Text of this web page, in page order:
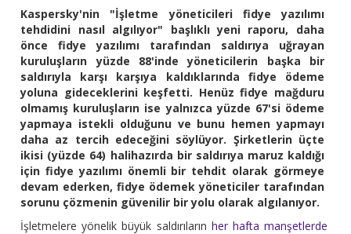
Kaspersky'nin "İşletme yöneticileri fidye yazılımı
tehdidini nasıl algılıyor" başlıklı yeni raporu, daha
önce fidye yazılımı tarafından saldırıya uğrayan
kuruluşların yüzde 88'inde yöneticilerin başka bir
saldırıyla karşı karşıya kaldıklarında fidye ödeme
yoluna gideceklerini keşfetti. Henüz fidye mağduru
olmamış kuruluşların ise yalnızca yüzde 67'si ödeme
yapmaya istekli olduğunu ve bunu hemen yapmayı
daha az tercih edeceğini söylüyor. Şirketlerin üçte
ikisi (yüzde 64) halihazırda bir saldırıya maruz kaldığı
için fidye yazılımı önemli bir tehdit olarak görmeye
devam ederken, fidye ödemek yöneticiler tarafından
sorunu çözmenin güvenilir bir yolu olarak algılanıyor.
İşletmelere yönelik büyük saldırıların her hafta manşetlerde